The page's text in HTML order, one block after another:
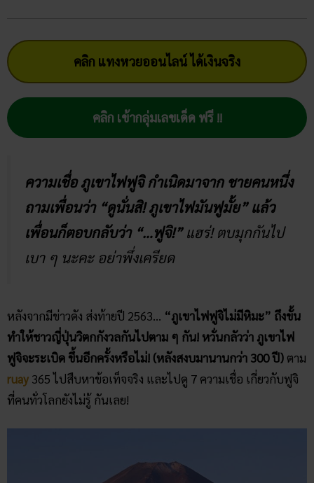
คลิก แทงหวยออนไลน์ ได้เงินจริง
คลิก เข้ากลุ่มเลขเด็ด ฟรี !!
ความเชื่อ ภูเขาไฟฟูจิ กำเนิดมาจาก ชายคนหนึ่ง
ถามเพื่อนว่า “ดูนั่นสิ! ภูเขาไฟมันฟูมั้ย” แล้ว
เพื่อนก็ตอบกลับว่า “…ฟูจิ!” แฮร่! ตบมุกกันไป
เบา ๆ นะคะ อย่าพึ่งเครียด
หลังจากมีข่าวดัง ส่งท้ายปี 2563… “ภูเขาไฟฟูจิไม่มีหิมะ” ถึงขั้น
ทำให้ชาวญี่ปุ่นวิตกกังวลกันไปตาม ๆ กัน! หวั่นกลัวว่า ภูเขาไฟ
ฟูจิจะระเบิด ขึ้นอีกครั้งหรือไม่! (หลังสงบมานานกว่า 300 ปี) ตาม
ruay 365 ไปสืบหาข้อเท็จจริง และไปดู 7 ความเชื่อ เกี่ยวกับฟูจิ
ที่คนทั่วโลกยังไม่รู้ กันเลย!